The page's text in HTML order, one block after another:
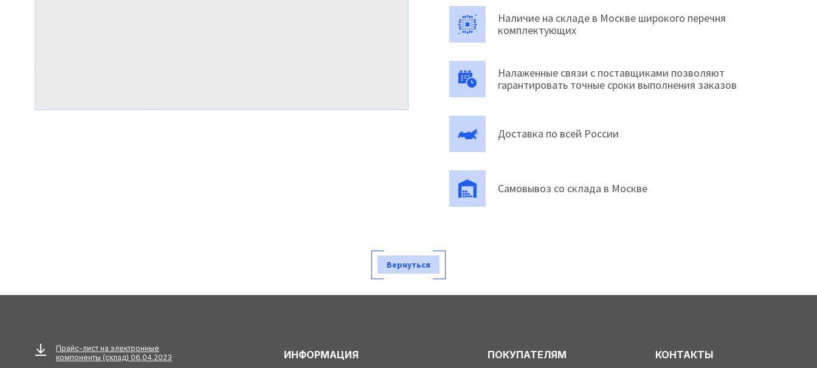
Наличие на складе в Москве широкого перечня
комплектующих
Налаженные связи с поставщиками позволяют
гарантировать точные сроки выполнения заказов
Доставка по всей России
Самовывоз со склада в Москве
Вернуться
Прайс-лист на электронные
компоненты (склад) 06.04.2023
ИНФОРМАЦИЯ ПОКУПАТЕЛЯМ КОНТАКТЫ